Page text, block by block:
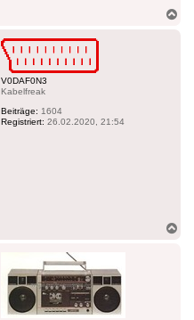
V0DAF0N3
Kabelfreak
Beiträge: 1604
Registriert: 26.02.2020, 21:54